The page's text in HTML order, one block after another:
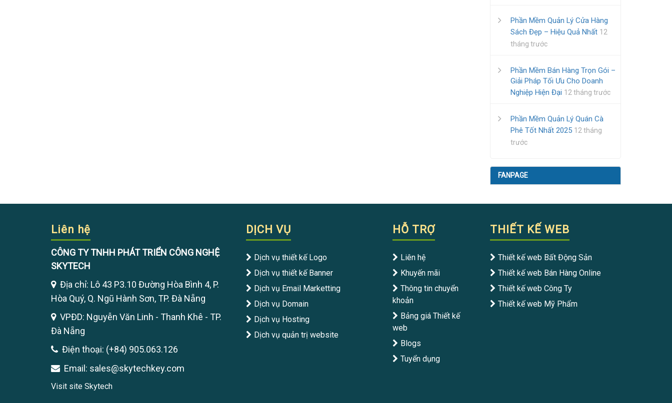
Phần Mềm Quản Lý Cửa Hàng
Sách Đẹp – Hiệu Quả Nhất 12
tháng trước
Phần Mềm Bán Hàng Trọn Gói –
Giải Pháp Tối Ưu Cho Doanh
Nghiệp Hiện Đại 12 tháng trước
Phần Mềm Quản Lý Quán Cà
Phê Tốt Nhất 2025 12 tháng
trước
FANPAGE
Liên hệ
CÔNG TY TNHH PHÁT TRIỂN CÔNG NGHỆ
SKYTECH
Địa chỉ: Lô 43 P3.10 Đường Hòa Bình 4, P.
Hòa Quý, Q. Ngũ Hành Sơn, TP. Đà Nẵng
VPĐD: Nguyễn Văn Linh - Thanh Khê - TP.
Đà Nẵng
Điện thoại: (+84) 905.063.126
Email: sales@skytechkey.com
Visit site Skytech
DỊCH VỤ
Dịch vụ thiết kế Logo
Dịch vụ thiết kế Banner
Dịch vụ Email Marketting
Dịch vụ Domain
Dịch vụ Hosting
Dịch vụ quản trị website
HỖ TRỢ
Liên hệ
Khuyến mãi
Thông tin chuyển
khoản
Bảng giá Thiết kế
web
Blogs
Tuyển dụng
THIẾT KẾ WEB
Thiết kế web Bất Động Sản
Thiết kế web Bán Hàng Online
Thiết kế web Công Ty
Thiết kế web Mỹ Phẩm